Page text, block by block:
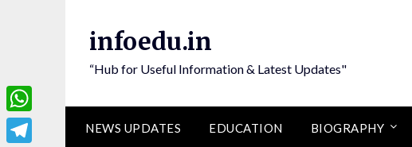
infoedu.in
“Hub for Useful Information & Latest Updates"
NEWS UPDATES EDUCATION BIOGRAPHY
WhatsApp